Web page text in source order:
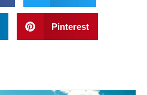
Pinterest